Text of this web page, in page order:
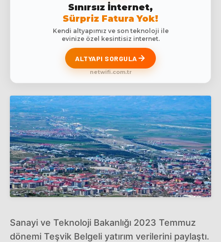
Sınırsız İnternet,
Sürpriz Fatura Yok!
Kendi altyapımız ve son teknoloji ile
evinize özel kesintisiz internet.
ALTYAPI SORGULA
netwifi.com.tr
Sanayi ve Teknoloji Bakanlığı 2023 Temmuz
dönemi Teşvik Belgeli yatırım verilerini paylaştı.